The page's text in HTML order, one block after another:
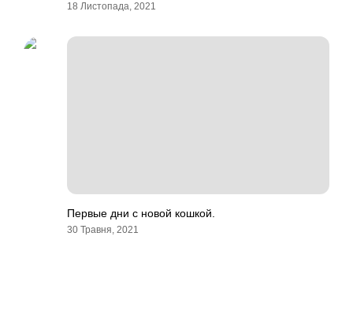
18 Листопада, 2021
Первые дни с новой кошкой.
30 Травня, 2021